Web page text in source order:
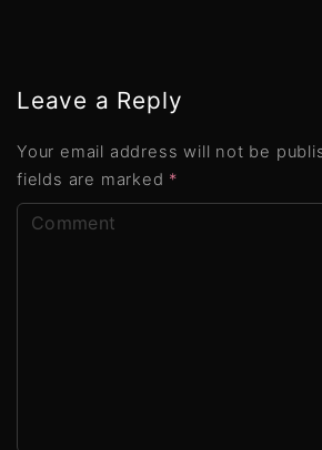
Leave a Reply
Your email address will not be
fields are marked *